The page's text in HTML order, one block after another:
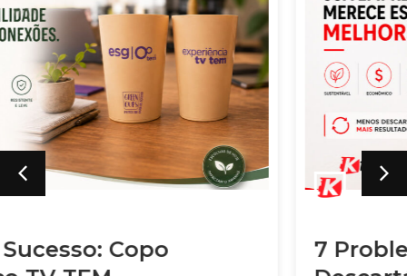
7 Problemas dos Copos